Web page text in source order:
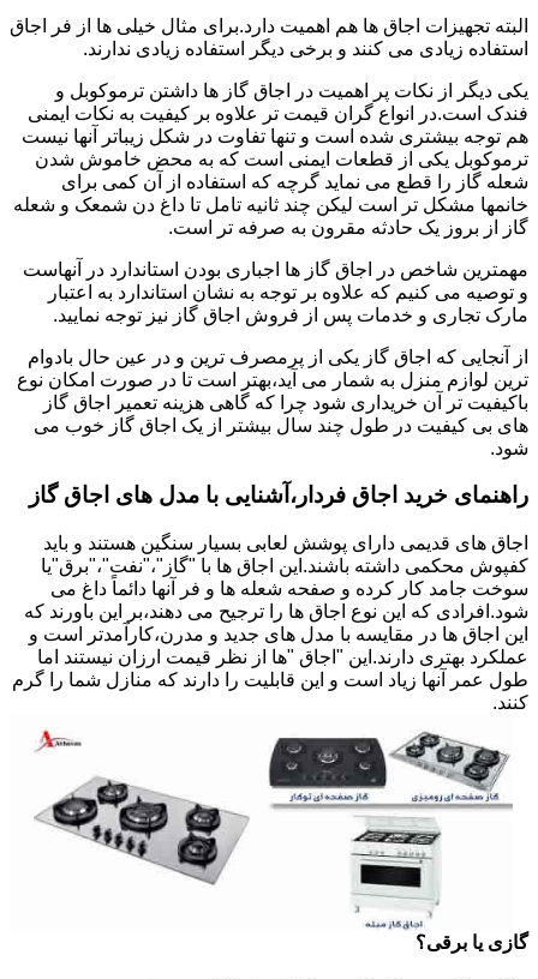
البته تجهیزات اجاق ها هم اهمیت دارد.برای مثال خیلی ها از فر اجاق
استفاده زیادی می کنند و برخی دیگر استفاده زیادی ندارند.
یکی دیگر از نکات پر اهمیت در اجاق گاز ها داشتن ترموکوبل و
فندک است.در انواع گران قیمت تر علاوه بر کیفیت به نکات ایمنی
هم توجه بیشتری شده است و تنها تفاوت در شکل زیباتر آنها نیست
ترموکوبل یکی از قطعات ایمنی است که به محض خاموش شدن
شعله گاز را قطع می نماید گرچه که استفاده از آن کمی برای
خانمها مشکل تر است لیکن چند ثانیه تامل تا داغ دن شمعک و شعله
گاز از بروز یک حادثه مقرون به صرفه تر است.
مهمترین شاخص در اجاق گاز ها اجباری بودن استاندارد در آنهاست
و توصیه می کنیم که علاوه بر توجه به نشان استاندارد به اعتبار
مارک تجاری و خدمات پس از فروش اجاق گاز نیز توجه نمایید.
از آنجایی که اجاق گاز یکی از پرمصرف ترین و در عین حال بادوام
ترین لوازم منزل به شمار می آید،بهتر است تا در صورت امکان نوع
باکیفیت تر آن خریداری شود چرا که گاهی هزینه تعمیر اجاق گاز
های بی کیفیت در طول چند سال بیشتر از یک اجاق گاز خوب می
شود.
راهنمای خرید اجاق فردار،آشنایی با مدل های اجاق گاز
اجاق های قدیمی دارای پوشش لعابی بسیار سنگین هستند و باید
کفپوش محکمی داشته باشند.این اجاق ها با "گاز"،"نفت"،"برق"یا
سوخت جامد کار کرده و صفحه شعله ها و فر آنها دائماً داغ می
شود.افرادی که این نوع اجاق ها را ترجیح می دهند،بر این باورند که
این اجاق ها در مقایسه با مدل های جدید و مدرن،کارآمدتر است و
عملکرد بهتری دارند.این "اجاق "ها از نظر قیمت ارزان نیستند اما
طول عمر آنها زیاد است و این قابلیت را دارند که منازل شما را گرم
کنند.
گازی یا برقی؟